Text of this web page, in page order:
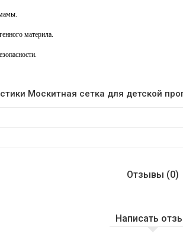
материла.
Москитная сетка для детской
Отзывы (0)
Написать